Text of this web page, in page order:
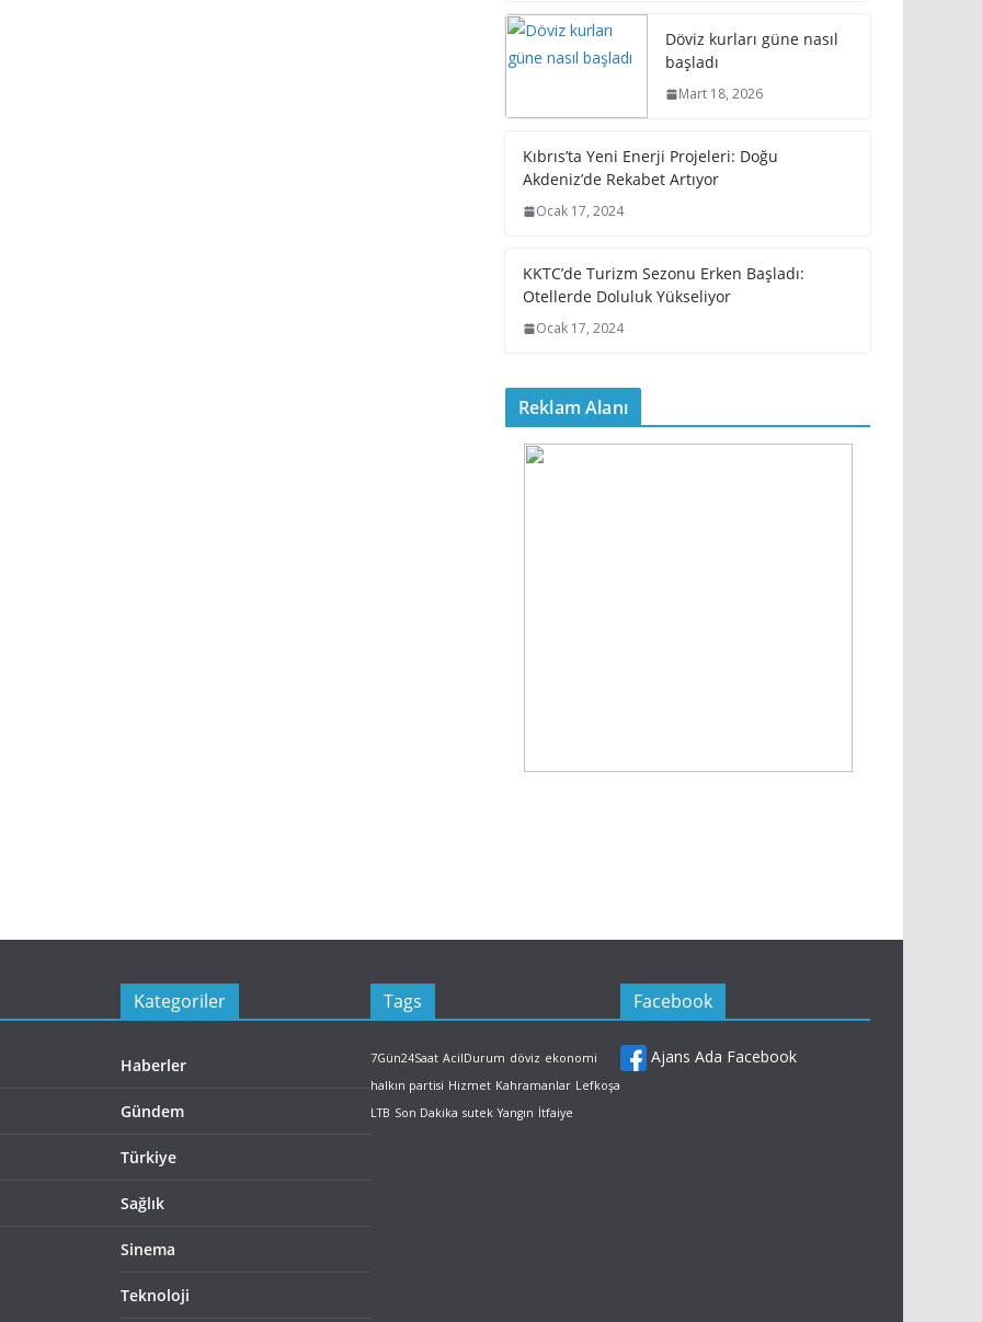
Döviz kurları güne nasıl
başladı
Mart 18, 2026
Kıbrıs’ta Yeni Enerji Projeleri: Doğu
Akdeniz’de Rekabet Artıyor
Ocak 17, 2024
KKTC’de Turizm Sezonu Erken Başladı:
Otellerde Doluluk Yükseliyor
Ocak 17, 2024
Reklam Alanı
Kategoriler
Haberler
Gündem
Türkiye
Sağlık
Sinema
Teknoloji
Tags
7Gün24Saat AcilDurum döviz ekonomi
halkın partisi Hizmet Kahramanlar Lefkoşa
LTB Son Dakika sutek Yangın İtfaiye
Facebook
Ajans Ada Facebook